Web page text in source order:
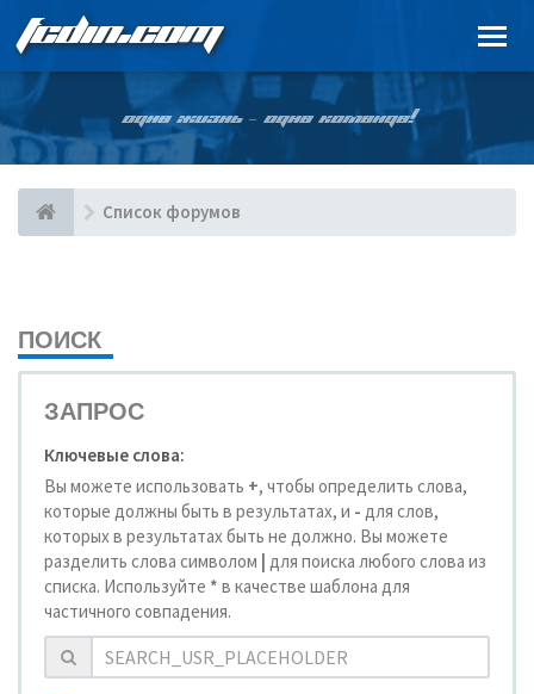
FCDIN.COM
ОДНА ЖИЗНЬ – ОДНА КОМАНДА!
Список форумов
ПОИСК
ЗАПРОС
Ключевые слова:
Вы можете использовать +, чтобы определить слова,
которые должны быть в результатах, и - для слов,
которых в результатах быть не должно. Вы можете
разделить слова символом | для поиска любого слова из
списка. Используйте * в качестве шаблона для
частичного совпадения.